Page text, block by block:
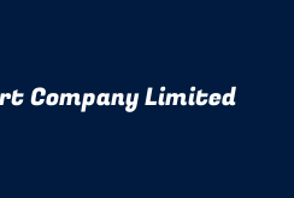
Company Limited